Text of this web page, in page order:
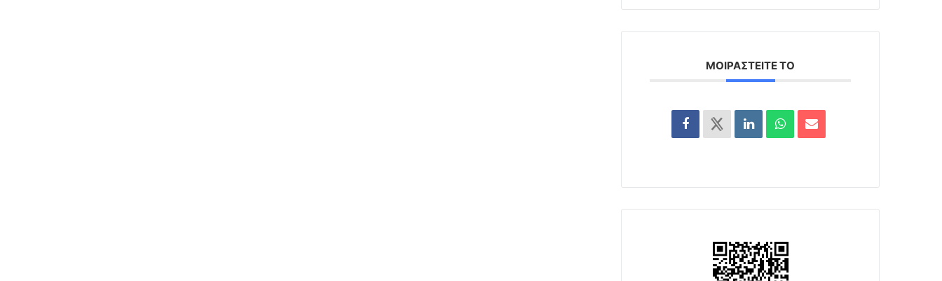
ΜΟΙΡΑΣΤΕΊΤΕ ΤΟ